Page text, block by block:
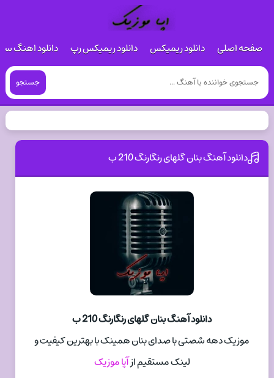
صفحه اصلی دانلود ریمیکس دانلود ریمیکس رپ دانلود اهنگ
جستجو
دانلود آهنگ بنان گلهای رنگارنگ 210 ب
دانلود آهنگ بنان گلهای رنگارنگ 210 ب
موزیک دهه شصتی با صدای بنان همینک با بهترین کیفیت و
لینک مستقیم ازآپا موزیک